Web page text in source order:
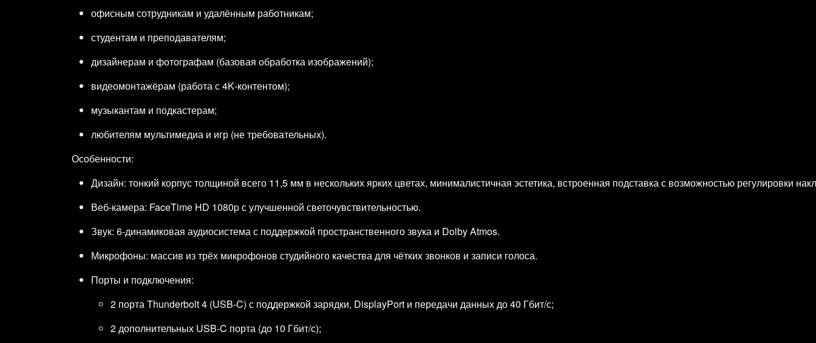
офисным сотрудникам и удалённым работникам;
студентам и преподавателям;
дизайнерам и фотографам (базовая обработка изображений);
видеомонтажёрам (работа с 4K‑контентом);
музыкантам и подкастерам;
любителям мультимедиа и игр (не требовательных).
Особенности:
Дизайн: тонкий корпус толщиной всего 11,5 мм в нескольких ярких цветах, минималистичная эстетика, встроенная подставка с возможностью регулировки
Веб‑камера: FaceTime HD 1080p с улучшенной светочувствительностью.
Звук: 6‑динамиковая аудиосистема с поддержкой пространственного звука и Dolby Atmos.
Микрофоны: массив из трёх микрофонов студийного качества для чётких звонков и записи голоса.
Порты и подключения:
2 порта Thunderbolt 4 (USB‑C) с поддержкой зарядки, DisplayPort и передачи данных до 40 Гбит/с;
2 дополнительных USB‑C порта (до 10 Гбит/с);